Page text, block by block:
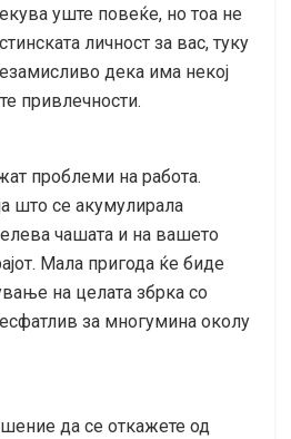
уште повеќе, но тоа не
личност за вас, туку
дека има некој
привлечности.
проблеми на работа.
што се акумулирала
чашата и на вашето
Мала пригода ќе биде
на целата збрка со
за многумина околу
да се откажете од